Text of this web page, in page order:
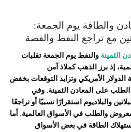
والطاقة يوم الجمعة:
مع تراجع النفط والفضة
الثمينة والنفط يوم الجمعة تقلبات
إذ برز الذهب كملاذ آمن
الأمريكي وتزايد التوقعات بخفض
على المعادن الثمينة. وفي
والبلاديوم استقرارًا نسبيًا أو تراجعًا
والطلب في الأسواق العالمية. أما
الطاقة في بعض الأسواق